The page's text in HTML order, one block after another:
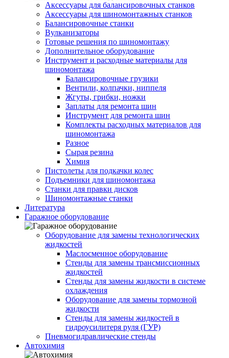
Аксессуары для балансировочных станков
Аксессуары для шиномонтажных станков
Балансировочные станки
Вулканизаторы
Готовые решения по шиномонтажу
Дополнительное оборудование
Инструмент и расходные материалы для
шиномонтажа
Балансировочные грузики
Вентили, колпачки, ниппеля
Жгуты, грибки, ножки
Заплаты для ремонта шин
Инструмент для ремонта шин
Комплекты расходных материалов для
шиномонтажа
Разное
Сырая резина
Химия
Пистолеты для подкачки колес
Подъемники для шиномонтажа
Станки для правки дисков
Шиномонтажные станки
Литература
Гаражное оборудование
Оборудование для замены технологических
жидкостей
Маслосменное оборудование
Стенды для замены трансмиссионных
жидкостей
Стенды для замены жидкости в системе
охлаждения
Оборудование для замены тормозной
жидкости
Стенды для замены жидкостей в
гидроусилитеря руля (ГУР)
Пневмогидравлические стенды
Автохимия